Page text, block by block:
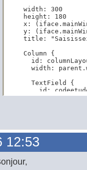
    width: 300
    height: 180
x:
y:
title:
    Column {
id:
width:
      TextField {
id:
width:
    onAccepted: {
const valeur
12:53